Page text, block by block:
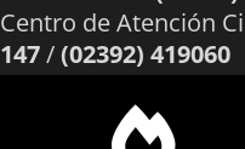
Centro de Atención
147/(02392) 419060